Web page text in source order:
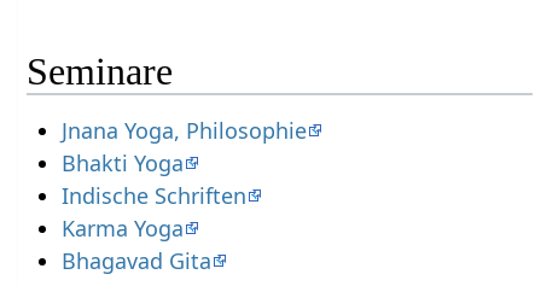
Seminare
Jnana Yoga, Philosophie
Bhakti Yoga
Indische Schriften
Karma Yoga
Bhagavad Gita